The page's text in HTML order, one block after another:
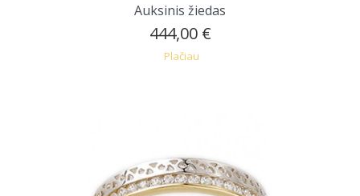
Auksinis žiedas
444,00 €
Plačiau